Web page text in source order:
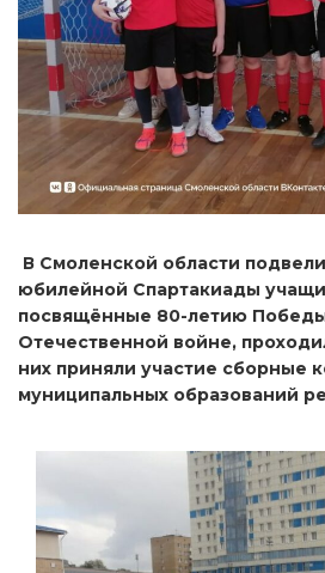
В Смоленской области
юбилейной Спартакиады
посвящённые 80-летию
Отечественной войне,
них приняли участие сборные
муниципальных образований